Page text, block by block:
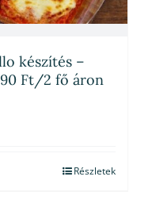
készítés –
Ft/2 fő áron
Részletek